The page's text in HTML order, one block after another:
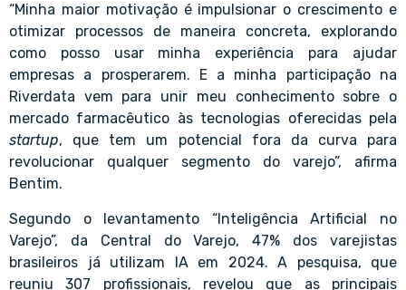
“Minha maior motivação é impulsionar o crescimento e
otimizar processos de maneira concreta, explorando
como posso usar minha experiência para ajudar
empresas a prosperarem. E a minha participação na
Riverdata vem para unir meu conhecimento sobre o
mercado farmacêutico às tecnologias oferecidas pela
startup, que tem um potencial fora da curva para
revolucionar qualquer segmento do varejo”, afirma
Bentim.
Segundo o levantamento “Inteligência Artificial no
Varejo”, da Central do Varejo, 47% dos varejistas
brasileiros já utilizam IA em 2024. A pesquisa, que
reuniu 307 profissionais, revelou que as principais